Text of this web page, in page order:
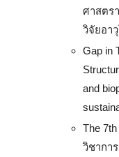
ศาสตร
วิจัยอา
Gap in
and
The
วิชากา